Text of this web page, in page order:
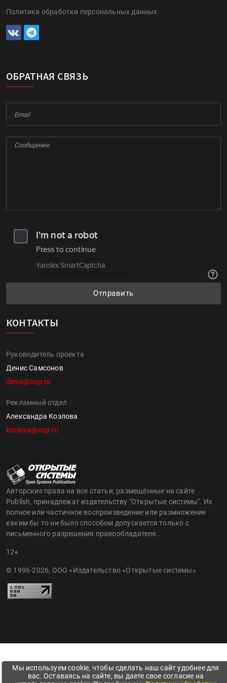
Политика обработки персональных данных
ОБРАТНАЯ СВЯЗЬ
Отправить
КОНТАКТЫ
Руководитель проекта
Денис Самсонов
denis@osp.ru
Рекламный отдел
Александра Козлова
kozlova@osp.ru
Авторские права на все статьи, размещённые на сайте
Publish, принадлежат издательству "Открытые системы". Их
полное или частичное воспроизведение или размножение
каким бы то ни было способом допускается только с
письменного разрешения правообладателя..
12+
© 1996-2026, ООО «Издательство «Открытые системы»
Мы используем cookie, чтобы сделать наш сайт удобнее для
вас. Оставаясь на сайте, вы даете свое согласие на